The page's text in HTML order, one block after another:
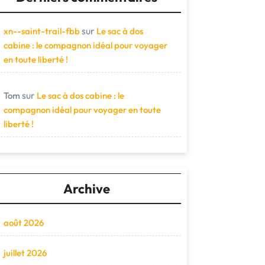
xn--saint-trail-fbbsur Le sac à dos
cabine : le compagnon idéal pour voyager
en toute liberté !
Tom sur Le sac à dos cabine : le
compagnon idéal pour voyager en toute
liberté !
Archive
août 2026
juillet 2026